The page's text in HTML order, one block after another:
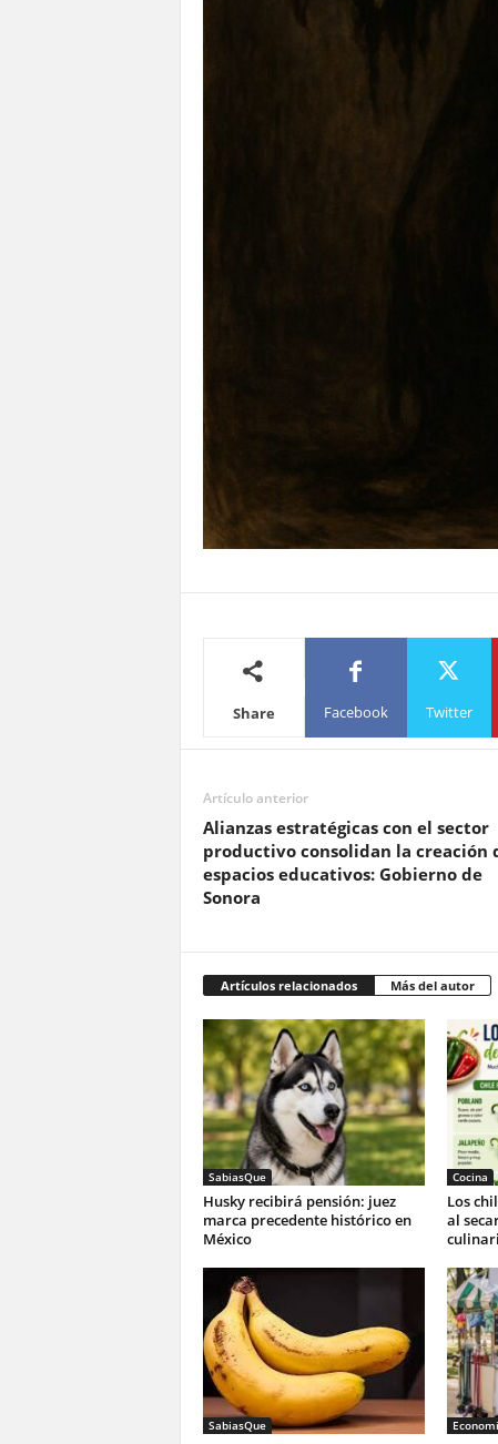
Share Facebook Twitter
Artículo anterior
Alianzas estratégicas con el sector
productivo consolidan la creación
espacios educativos: Gobierno de
Sonora
Artículos relacionados Más del autor
SabiasQue
Husky recibirá pensión: juez
marca precedente histórico en
México
Cocina
Los
al
SabiasQue